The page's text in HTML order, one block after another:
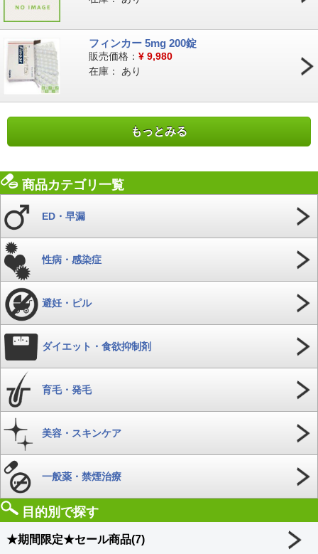
フィンカー 5mg 200錠
販売価格： ¥ 9,980
在庫： あり
もっとみる
商品カテゴリ一覧
ED・早漏
性病・感染症
避妊・ピル
ダイエット・食欲抑制剤
育毛・発毛
美容・スキンケア
一般薬・禁煙治療
目的別で探す
★期間限定★セール商品(7)